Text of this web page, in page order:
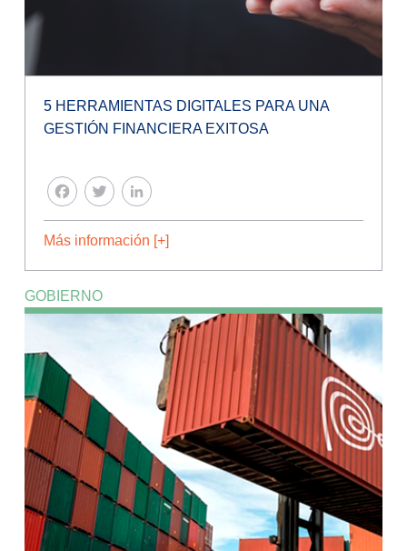
5 HERRAMIENTAS DIGITALES PARA UNA
GESTIÓN FINANCIERA EXITOSA
FACEBOOK
TWITTER
Más información [+]
GOBIERNO